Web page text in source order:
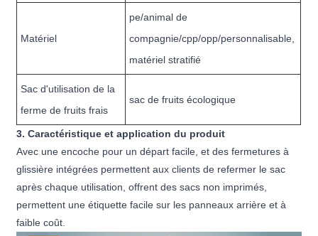
Matériel
pe/animal de
compagnie/cpp/opp/personnalisable,
matériel stratifié
Sac d'utilisation de la
ferme de fruits frais
sac de fruits écologique
3. Caractéristique et application du produit
Avec une encoche pour un départ facile, et des fermetures à
glissière intégrées permettent aux clients de refermer le sac
après chaque utilisation, offrent des sacs non imprimés,
permettent une étiquette facile sur les panneaux arrière et à
faible coût.